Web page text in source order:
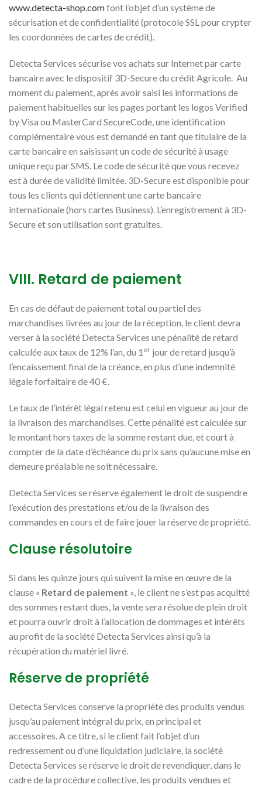
www.detecta-shop.comfont l’objet d’un système de
sécurisation et de confidentialité (protocole SSL pour crypter
les coordonnées de cartes de crédit).
Detecta Services sécurise vos achats sur Internet par carte
bancaire avec le dispositif 3D-Secure du crédit Agricole. Au
moment du paiement, après avoir saisi les informations de
paiement habituelles sur les pages portant les logos Verified
by Visa ou MasterCard SecureCode, une identification
complémentaire vous est demandé en tant que titulaire de la
carte bancaire en saisissant un code de sécurité à usage
unique reçu par SMS. Le code de sécurité que vous recevez
est à durée de validité limitée. 3D-Secure est disponible pour
tous les clients qui détiennent une carte bancaire
internationale (hors cartes Business). L’enregistrement à 3D-
Secure et son utilisation sont gratuites.
VIII. Retard de paiement
En cas de défaut de paiement total ou partiel des
marchandises livrées au jour de la réception, le client devra
verser à la société Detecta Services une pénalité de retard
calculée aux taux de 12% l’an, du 1 er jour de retard jusqu’à
l’encaissement final de la créance, en plus d’une indemnité
légale forfaitaire de 40 €.
Le taux de l’intérêt légal retenu est celui en vigueur au jour de
la livraison des marchandises. Cette pénalité est calculée sur
le montant hors taxes de la somme restant due, et court à
compter de la date d’échéance du prix sans qu’aucune mise en
demeure préalable ne soit nécessaire.
Detecta Services se réserve également le droit de suspendre
l’exécution des prestations et/ou de la livraison des
commandes en cours et de faire jouer la réserve de propriété.
Clause résolutoire
Si dans les quinze jours qui suivent la mise en œuvre de la
clause « Retard de paiement », le client ne s’est pas acquitté
des sommes restant dues, la vente sera résolue de plein droit
et pourra ouvrir droit à l’allocation de dommages et intérêts
au profit de la société Detecta Services ainsi qu’à la
récupération du matériel livré.
Réserve de propriété
Detecta Services conserve la propriété des produits vendus
jusqu’au paiement intégral du prix, en principal et
accessoires. A ce titre, si le client fait l’objet d’un
redressement ou d’une liquidation judiciaire, la société
Detecta Services se réserve le droit de revendiquer, dans le
cadre de la procédure collective, les produits vendues et